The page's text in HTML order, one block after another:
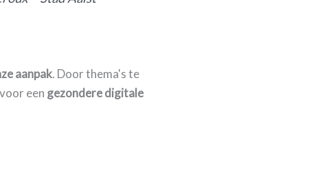
aanpak. Door thema's te
een gezondere digitale